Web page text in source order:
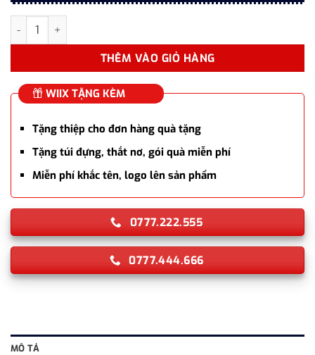
Bút ký tên Parker JOT XL X MBlue CT TB6 2068513 chính hãng
THÊM VÀO GIỎ HÀNG
WIIX TẶNG KÈM
Tặng thiệp cho đơn hàng quà tặng
Tặng túi đựng, thắt nơ, gói quà miễn phí
Miễn phí khắc tên, logo lên sản phẩm
0777.222.555
0777.444.666
MÔ TẢ